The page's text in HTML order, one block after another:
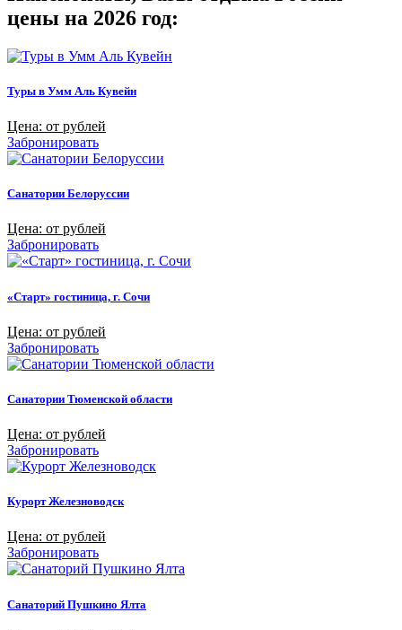
цены на 2026 год:
Туры в Умм Аль Кувейн
Цена: от рублей
Забронировать
Санатории Белоруссии
Цена: от рублей
Забронировать
«Старт» гостиница, г. Сочи
Цена: от рублей
Забронировать
Санатории Тюменской области
Цена: от рублей
Забронировать
Курорт Железноводск
Цена: от рублей
Забронировать
Санаторий Пушкино Ялта